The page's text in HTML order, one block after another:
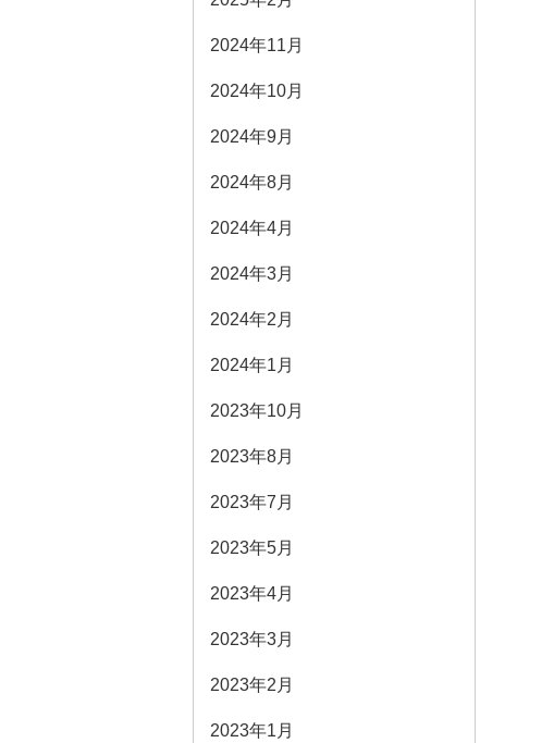
2024年11月
2024年10月
2024年9月
2024年8月
2024年4月
2024年3月
2024年2月
2024年1月
2023年10月
2023年8月
2023年7月
2023年5月
2023年4月
2023年3月
2023年2月
2023年1月